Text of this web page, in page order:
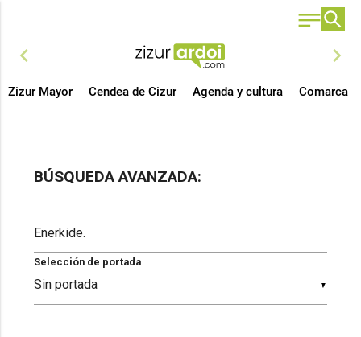
chevron_left chevron_right
Zizur Mayor Cendea de Cizur Agenda y cultura Comarca
BÚSQUEDA AVANZADA:
▼
Selección de portada